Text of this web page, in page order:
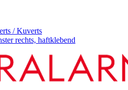
/ Kuverts
rechts, haftklebend